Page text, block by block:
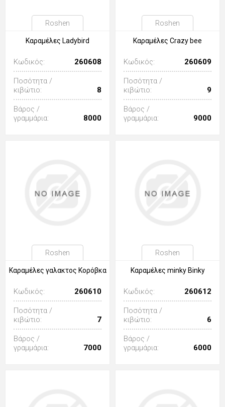
Roshen
Καραμέλες Ladybird
Κωδικός: 260608
Ποσότητα /
κιβώτιο:
8
Βάρος /
γραμμάρια:
8000
Roshen
Καραμέλες Crazy bee
Κωδικός: 260609
Ποσότητα /
κιβώτιο:
9
Βάρος /
γραμμάρια:
9000
Roshen
Καραμέλες γαλακτος Κορόβκα
Κωδικός: 260610
Ποσότητα /
κιβώτιο:
7
Βάρος /
γραμμάρια:
7000
Roshen
Καραμέλες minky Binky
Κωδικός: 260612
Ποσότητα /
κιβώτιο:
6
Βάρος /
γραμμάρια:
6000